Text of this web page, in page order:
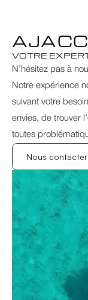
VOTRE
N’hésitez pas à
Notre expérience
suivant votre
envies, de trouver
toutes
Nous contacter
Nous contacter